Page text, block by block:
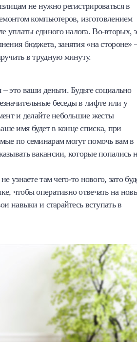
не нужно регистрироваться в
компьютеров, изготовлением
уплаты единого налога. Во-вторых,
бюджета, занятия «на стороне»
в трудную минуту.
это ваши деньги. Будьте социально
беседы в лифте или у
и делайте небольшие жесты
имя будет в конце списка, при
по семинарам могут помочь вам в
вакансии, которые попались
там чего-то нового, зато
чтобы оперативно отвечать на
навыки и старайтесь вступать в